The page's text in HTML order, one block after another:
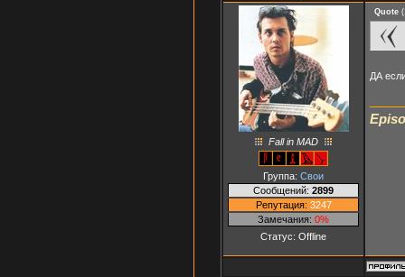
Fall in MAD
Группа: Свои
Сообщений: 2899
Репутация: 3247
Замечания: 0%
Статус: Offline
Quote (
ДА